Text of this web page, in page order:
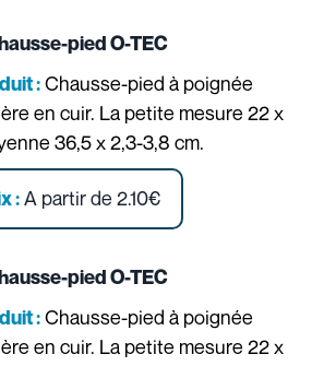
pied O-TEC
:Chausse-pied à poignée
en cuir. La petite mesure 22 x
36,5 x 2,3-3,8 cm.
:A partir de 2.10€
pied O-TEC
:Chausse-pied à poignée
en cuir. La petite mesure 22 x